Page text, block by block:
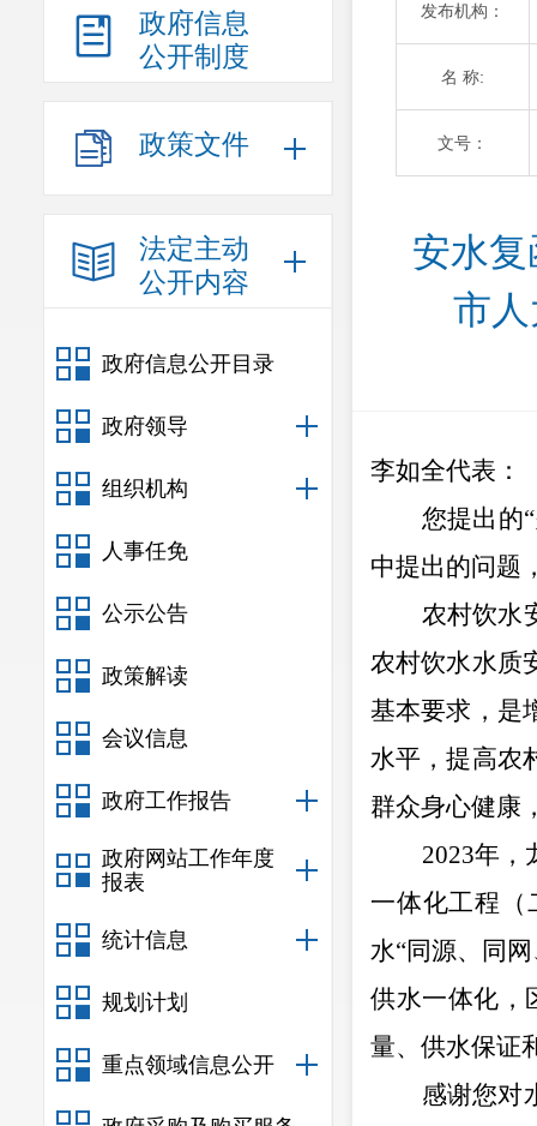
政府信息
公开制度
政策文件
法定主动
公开内容
政府信息公开目录
政府领导
组织机构
人事任免
公示公告
政策解读
会议信息
政府工作报告
政府网站工作年度
报表
统计信息
规划计划
重点领域信息公开
发布机构：
名 称:
文号：
安水
市
李如全代表 ：
您提出的“
中提出的问题
农村饮水
农村饮水水质
基本要求，是
水平，提高农
群众身心健康
2023年，
一体化工程（
水“同源、同
供水一体化，
量、供水保证
感谢您对